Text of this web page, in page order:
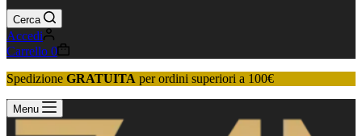
Cerca
Accedi
Carrello 0
Spedizione GRATUITA per ordini superiori a 100€
Menu